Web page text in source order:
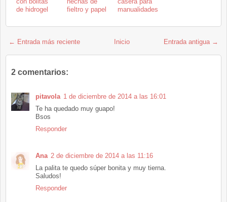
de hidrogel
fieltro y papel
manualidades
← Entrada más reciente Entrada antigua →
Inicio
2 comentarios:
pitavola 1 de diciembre de 2014 a las 16:01
Te ha quedado muy guapo!
Bsos
Responder
Ana 2 de diciembre de 2014 a las 11:16
La palita te quedo súper bonita y muy tierna.
Saludos!
Responder